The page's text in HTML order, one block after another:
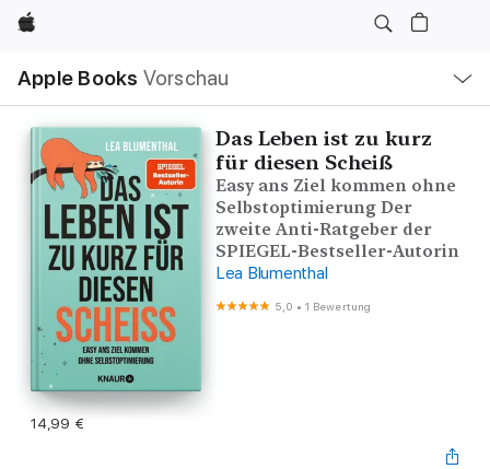
Apple
Apple Books Vorschau
Navigation
Menü
öffnen
Das Leben ist zu kurz
für diesen Scheiß
Easy ans Ziel kommen ohne
Selbstoptimierung Der
zweite Anti-Ratgeber der
SPIEGEL-Bestseller-Autorin
Lea Blumenthal
5,0 •1 Bewertung
14,99 €